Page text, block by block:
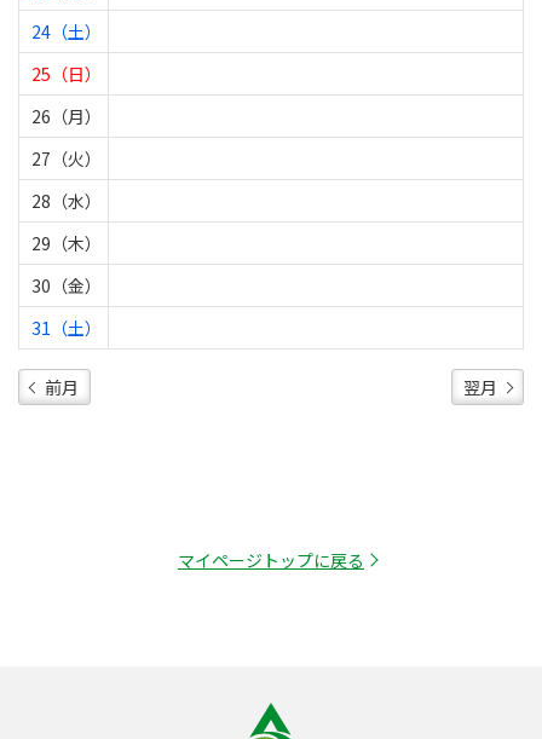
24（土）
25（日）
26（月）
27（火）
28（水）
29（木）
30（金）
31（土）
前月 翌月
マイページトップに戻る